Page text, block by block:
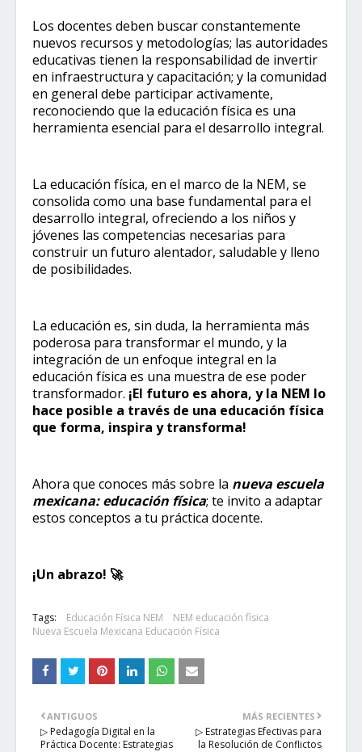
Los docentes deben buscar constantemente
nuevos recursos y metodologías; las autoridades
educativas tienen la responsabilidad de invertir
en infraestructura y capacitación; y la comunidad
en general debe participar activamente,
reconociendo que la educación física es una
herramienta esencial para el desarrollo integral.
La educación física, en el marco de la NEM, se
consolida como una base fundamental para el
desarrollo integral, ofreciendo a los niños y
jóvenes las competencias necesarias para
construir un futuro alentador, saludable y lleno
de posibilidades.
La educación es, sin duda, la herramienta más
poderosa para transformar el mundo, y la
integración de un enfoque integral en la
educación física es una muestra de ese poder
transformador. ¡El futuro es ahora, y la NEM lo
hace posible a través de una educación física
que forma, inspira y transforma!
Ahora que conoces más sobre la nueva escuela
mexicana: educación física; te invito a adaptar
estos conceptos a tu práctica docente.
¡Un abrazo! 🚀​
Tags: Educación Física NEM
NEM educación física
Nueva Escuela Mexicana Educación Física
MÁS RECIENTES
▷ Estrategias Efectivas para
la Resolución de Conflictos
ANTIGUOS
▷ Pedagogía Digital en la
Práctica Docente: Estrategias